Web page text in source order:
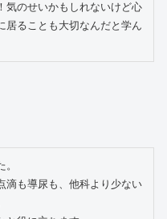
気のせいかもしれないけど心
居ることも大切なんだと学ん
滴も導尿も、他科より少ない